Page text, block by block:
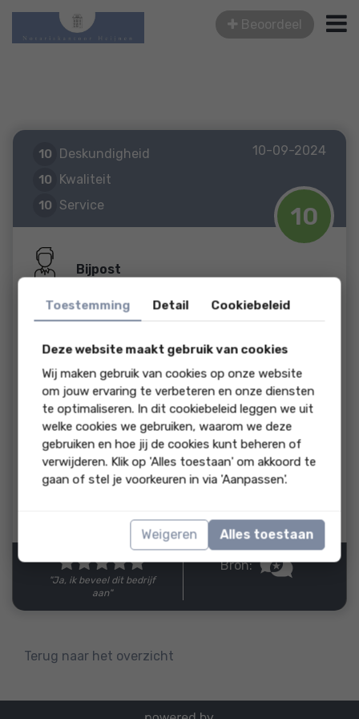
Beoordeel
10-09-2024
10
10 Deskundigheid
10 Kwaliteit
10 Service
Bijpost
beoordeling:
Zat even met een probleem met een oude handtekening op
een akte, werd meteen geregeld voor me, top service !
reactie
Bedankt voor uw beoordeling! Fijn dat we u
hebben kunnen helpen.
"Ja, ik beveel dit bedrijf
aan"
Bron:
Terug naar het overzicht
Toestemming Detail Cookiebeleid
Deze website maakt gebruik van cookies
Wij maken gebruik van cookies op onze website
om jouw ervaring te verbeteren en onze diensten
te optimaliseren. In dit cookiebeleid leggen we uit
welke cookies we gebruiken, waarom we deze
gebruiken en hoe jij de cookies kunt beheren of
verwijderen. Klik op 'Alles toestaan' om akkoord te
gaan of stel je voorkeuren in via 'Aanpassen'.
Weigeren Alles toestaan